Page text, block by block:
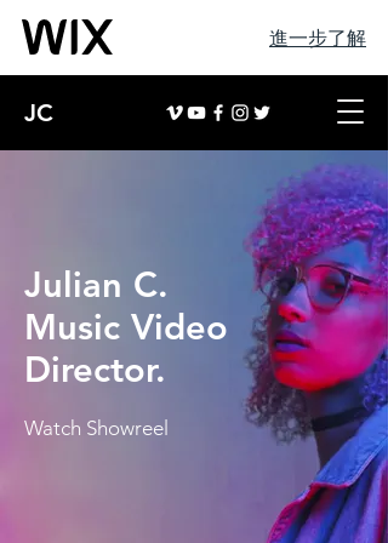
進一步了解